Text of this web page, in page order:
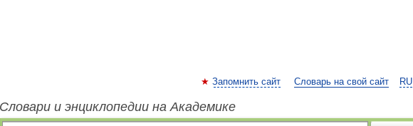
RU
Запомнить сайт Словарь на свой сайт
Словари и энциклопедии на Академике